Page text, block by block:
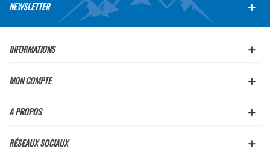
NEWSLETTER
INFORMATIONS
MON COMPTE
A PROPOS
RÉSEAUX SOCIAUX